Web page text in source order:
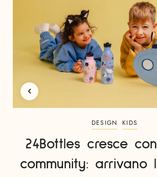
DESIGN KIDS
24Bottles cresce
community: arrivano